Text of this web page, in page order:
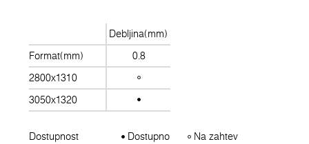
Debljina(mm)
Format(mm)
0.8
2800x1310
3050x1320
Dostupnost Dostupno Na zahtev